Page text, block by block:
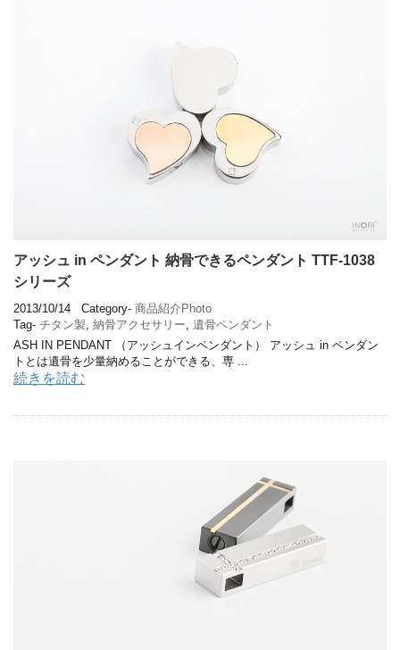
アッシュ in ペンダント 納骨できるペンダント TTF-1038
シリーズ
2013/10/14 Category- 商品紹介Photo
Tag- チタン製 納骨アクセサリー 遺骨ペンダント
ASH IN PENDANT （アッシュインペンダント） アッシュ in ペンダン
トとは遺骨を少量納めることができる、専 ...
続きを読む